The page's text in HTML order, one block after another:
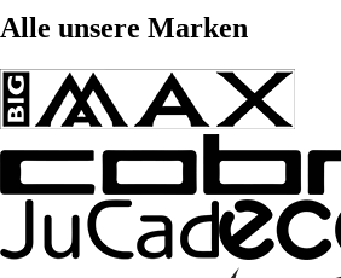
Alle unsere Marken